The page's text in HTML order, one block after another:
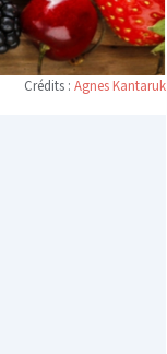
Crédits :Agnes Kantaruk